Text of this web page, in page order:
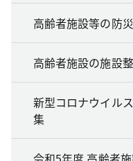
高齢者施設等の防
高齢者施設の施設
新型コロナウイル
集